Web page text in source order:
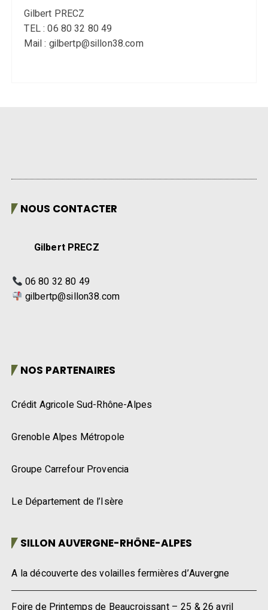
Gilbert PRECZ
TEL : 06 80 32 80 49
Mail : gilbertp@sillon38.com
NOUS CONTACTER
Gilbert PRECZ
06 80 32 80 49
gilbertp@sillon38.com
NOS PARTENAIRES
Crédit Agricole Sud-Rhône-Alpes
Grenoble Alpes Métropole
Groupe Carrefour Provencia
Le Département de l’Isère
SILLON AUVERGNE-RHÔNE-ALPES
A la découverte des volailles fermières d’Auvergne
Foire de Printemps de Beaucroissant – 25 & 26 avril